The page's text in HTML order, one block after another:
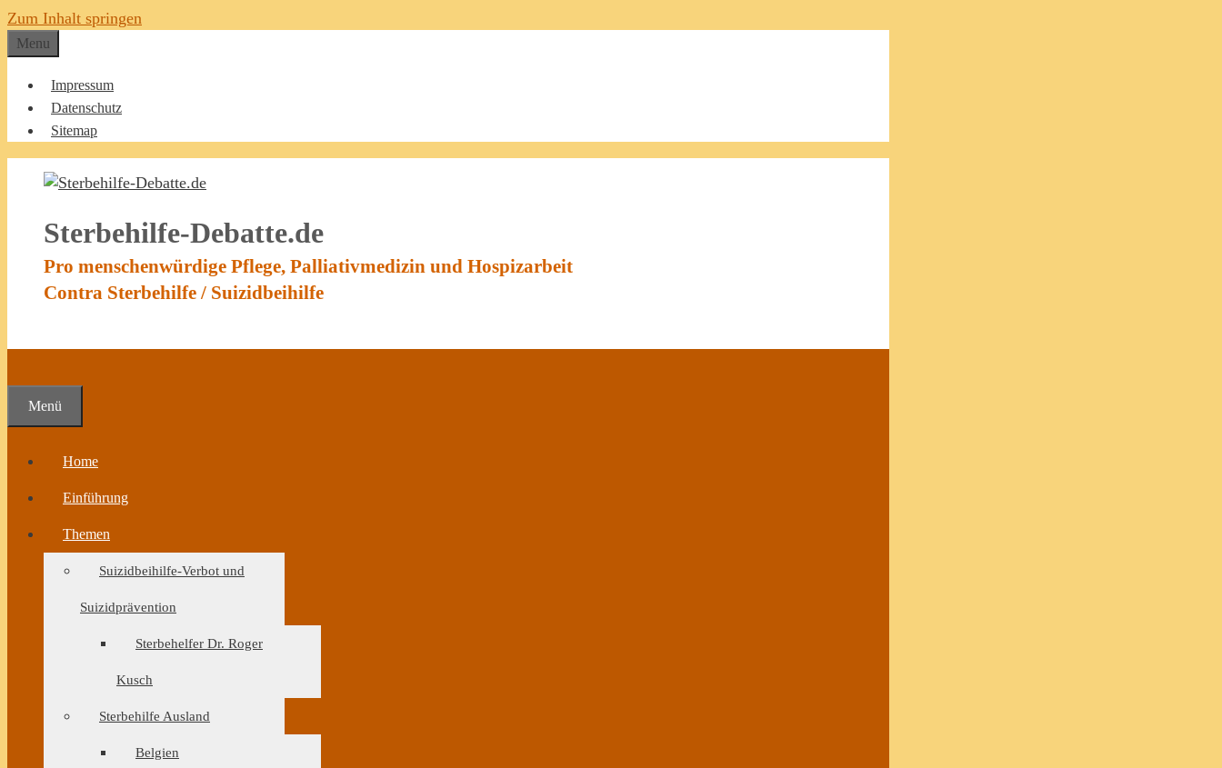
Zum Inhalt springen
Menu
Impressum
Datenschutz
Sitemap
Sterbehilfe-Debatte.de
Pro menschenwürdige Pflege, Palliativmedizin und Hospizarbeit
Contra Sterbehilfe / Suizidbeihilfe
Menü
Home
Einführung
Themen
Suizidbeihilfe-Verbot und
Suizidprävention
Sterbehelfer Dr. Roger
Kusch
Sterbehilfe Ausland
Belgien